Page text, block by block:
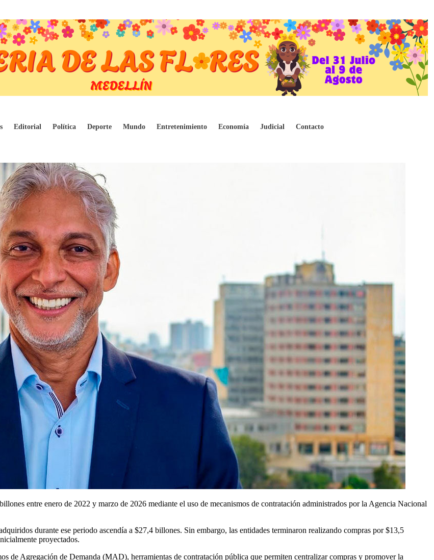
Editorial Política Deporte Mundo Entretenimiento Economía Judicial Contacto
durante el gobierno Petro por compras estatales centralizadas
entre enero de 2022 y marzo de 2026 mediante el uso de mecanismos de contratación administrados por la Agencia Nacional
durante ese periodo ascendía a $27,4 billones. Sin embargo, las entidades terminaron realizando compras por $13,5
proyectados.
de Agregación de Demanda (MAD), herramientas de contratación pública que permiten centralizar compras y promover la